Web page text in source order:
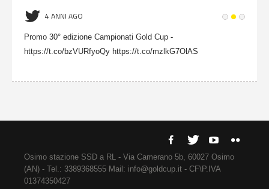
4 ANNI AGO
Promo 30° edizione Campionati Gold Cup -
https://t.co/bzVURfyoQy https://t.co/mzlkG7OlAS
Osimo stazione SSD a RL - Via Camerano 5b, 60027 Osimo
(AN) - Tel.: 3389368555 Mail: info@goldcup.it - CF\P.IVA
01374350427